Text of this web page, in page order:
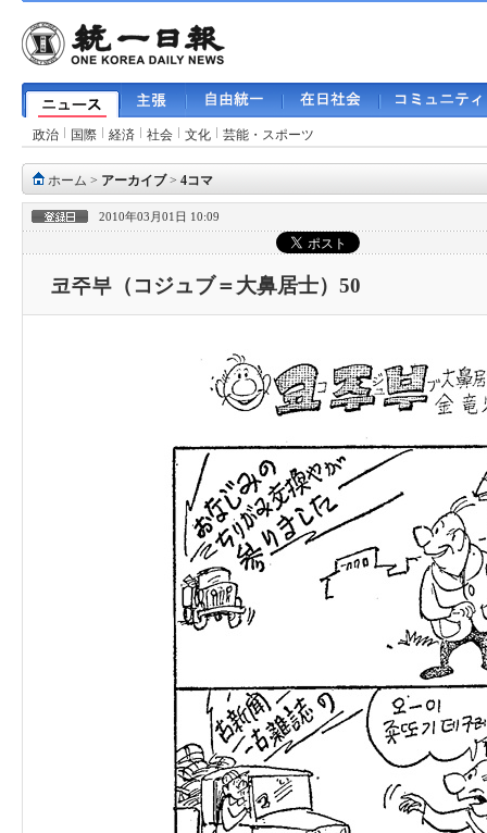
政治 国際 経済 社会 文化 芸能・スポーツ
ホーム > アーカイブ> 4コマ
2010年03月01日 10:09
코주부（コジュブ＝大鼻居士）50